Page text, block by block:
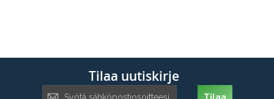
Tilaa uutiskirje